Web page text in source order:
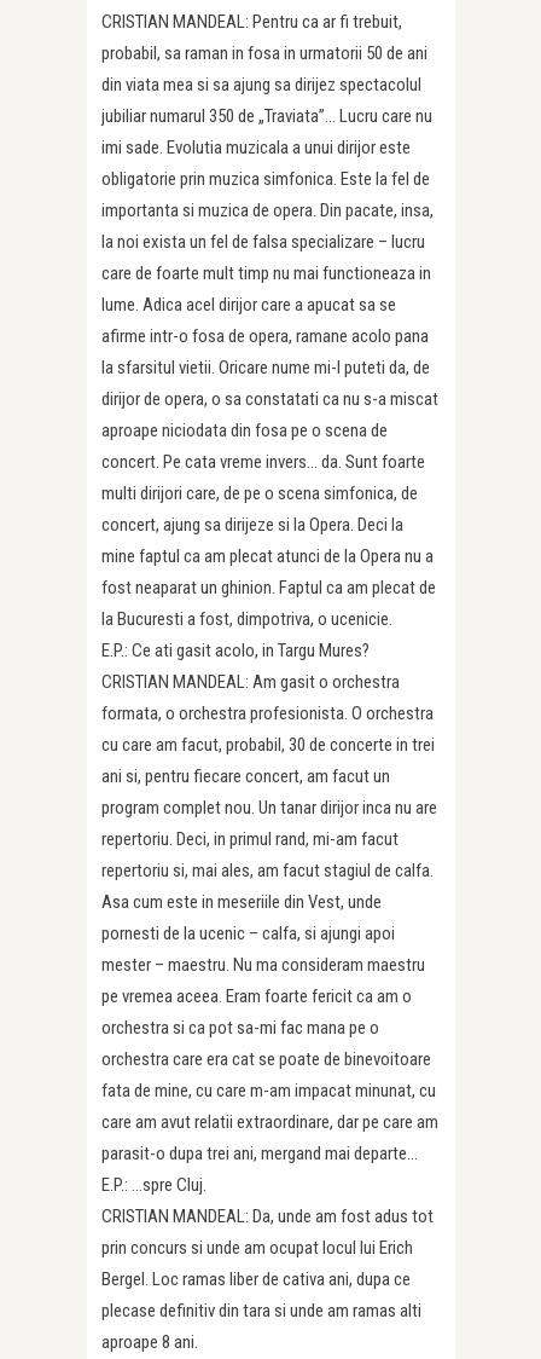
CRISTIAN MANDEAL: Pentru ca ar fi trebuit,
probabil, sa raman in fosa in urmatorii 50 de ani
din viata mea si sa ajung sa dirijez spectacolul
jubiliar numarul 350 de „Traviata”… Lucru care nu
imi sade. Evolutia muzicala a unui dirijor este
obligatorie prin muzica simfonica. Este la fel de
importanta si muzica de opera. Din pacate, insa,
la noi exista un fel de falsa specializare – lucru
care de foarte mult timp nu mai functioneaza in
lume. Adica acel dirijor care a apucat sa se
afirme intr-o fosa de opera, ramane acolo pana
la sfarsitul vietii. Oricare nume mi-l puteti da, de
dirijor de opera, o sa constatati ca nu s-a miscat
aproape niciodata din fosa pe o scena de
concert. Pe cata vreme invers… da. Sunt foarte
multi dirijori care, de pe o scena simfonica, de
concert, ajung sa dirijeze si la Opera. Deci la
mine faptul ca am plecat atunci de la Opera nu a
fost neaparat un ghinion. Faptul ca am plecat de
la Bucuresti a fost, dimpotriva, o ucenicie.
E.P.: Ce ati gasit acolo, in Targu Mures?
CRISTIAN MANDEAL: Am gasit o orchestra
formata, o orchestra profesionista. O orchestra
cu care am facut, probabil, 30 de concerte in trei
ani si, pentru fiecare concert, am facut un
program complet nou. Un tanar dirijor inca nu are
repertoriu. Deci, in primul rand, mi-am facut
repertoriu si, mai ales, am facut stagiul de calfa.
Asa cum este in meseriile din Vest, unde
pornesti de la ucenic – calfa, si ajungi apoi
mester – maestru. Nu ma consideram maestru
pe vremea aceea. Eram foarte fericit ca am o
orchestra si ca pot sa-mi fac mana pe o
orchestra care era cat se poate de binevoitoare
fata de mine, cu care m-am impacat minunat, cu
care am avut relatii extraordinare, dar pe care am
parasit-o dupa trei ani, mergand mai departe…
E.P.: …spre Cluj.
CRISTIAN MANDEAL: Da, unde am fost adus tot
prin concurs si unde am ocupat locul lui Erich
Bergel. Loc ramas liber de cativa ani, dupa ce
plecase definitiv din tara si unde am ramas alti
aproape 8 ani.